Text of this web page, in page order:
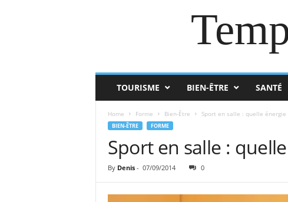
TOURISME BIEN-ÊTRE SANTÉ
Home Forme Bien-Être Sport en salle : quelle énergie
BIEN-ÊTRE FORME
Sport en salle :
By Denis - 07/09/2014 0